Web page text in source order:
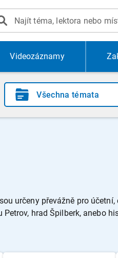
Videozáznamy
určeny převážně pro
hrad Špilberk, anebo